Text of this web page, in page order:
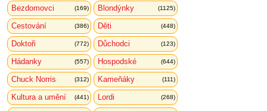
Bezdomovci (169) Blondýnky (1125)
Cestování (386) Děti (448)
Doktoři (772) Důchodci (123)
Hádanky (557) Hospodské (644)
Chuck Norris (312) Kameňáky (111)
Kultura a umění (441) Lordi (268)